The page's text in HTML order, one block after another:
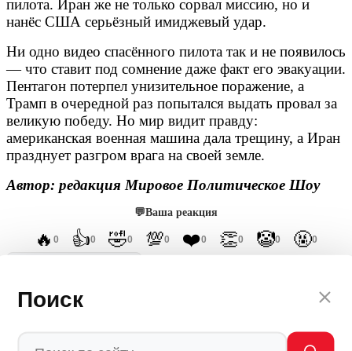
Поиск
пилота. Иран же не только сорвал миссию, но и
нанёс США серьёзный имиджевый удар.
Ни одно видео спасённого пилота так и не появилось
— что ставит под сомнение даже факт его эвакуации.
Пентагон потерпел унизительное поражение, а
Трамп в очередной раз попытался выдать провал за
великую победу. Но мир видит правду:
американская военная машина дала трещину, а Иран
празднует разгром врага на своей земле.
Автор: редакция Мировое Политическое Шоу
💬Ваша реакция
🔥 0 👍0 🤣0 💯0 ❤️0 👏0 🤡0 🤬0
Ctrl
Enter
Лента новостей